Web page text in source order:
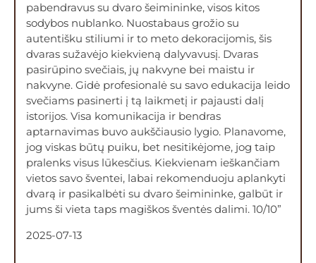
pabendravus su dvaro šeimininke, visos kitos
sodybos nublanko. Nuostabaus grožio su
autentišku stiliumi ir to meto dekoracijomis, šis
dvaras sužavėjo kiekvieną dalyvavusį. Dvaras
pasirūpino svečiais, jų nakvyne bei maistu ir
nakvyne. Gidė profesionalė su savo edukacija leido
svečiams pasinerti į tą laikmetį ir pajausti dalį
istorijos. Visa komunikacija ir bendras
aptarnavimas buvo aukščiausio lygio. Planavome,
jog viskas būtų puiku, bet nesitikėjome, jog taip
pralenks visus lūkesčius. Kiekvienam ieškančiam
vietos savo šventei, labai rekomenduoju aplankyti
dvarą ir pasikalbėti su dvaro šeimininke, galbūt ir
jums ši vieta taps magiškos šventės dalimi. 10/10”
2025-07-13